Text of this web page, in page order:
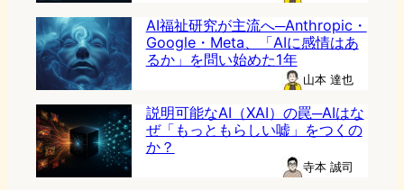
AI福祉研究が主流へ─Anthropic・
Google・Meta、「AIに感情はあ
るか」を問い始めた1年
山本 達也
説明可能なAI（XAI）の罠─AIはな
ぜ「もっともらしい嘘」をつくの
か？
寺本 誠司